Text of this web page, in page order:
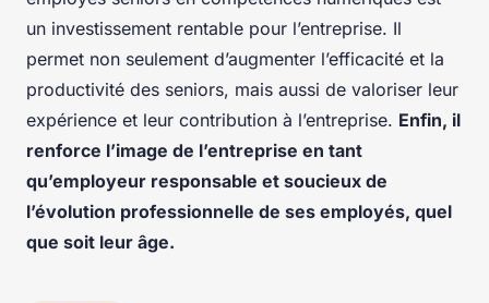
un investissement rentable pour l’entreprise. Il
permet non seulement d’augmenter l’efficacité et la
productivité des seniors, mais aussi de valoriser leur
expérience et leur contribution à l’entreprise. Enfin, il
renforce l’image de l’entreprise en tant
qu’employeur responsable et soucieux de
l’évolution professionnelle de ses employés, quel
que soit leur âge.